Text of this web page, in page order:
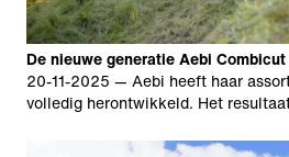
De nieuwe generatie Aebi
20-11-2025 — Aebi heeft haar
volledig herontwikkeld. Het